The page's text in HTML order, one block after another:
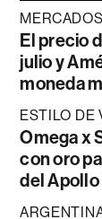
MERCADOS
El precio
julio y
moneda
ESTILO DE
Omega x
con oro
del Apollo